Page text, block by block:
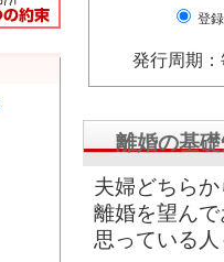
登録
発行周期
離婚の基
夫婦どちら
離婚を望ん
思っている